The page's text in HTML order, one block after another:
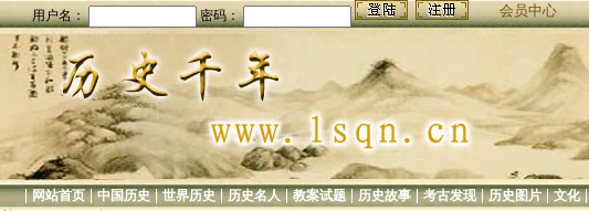
用户名： 密码： 会员中心
|网站首页|中国历史|世界历史|历史名人|教案试题|历史故事|考古发现|历史图片|文化|